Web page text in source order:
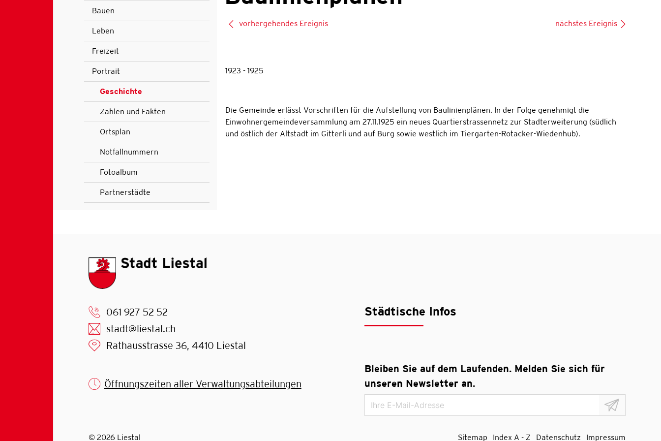
Bauen
Leben
Freizeit
Portrait
Geschichte
(ausgewählt)
Zahlen und Fakten
Ortsplan
Notfallnummern
Fotoalbum
Partnerstädte
vorhergehendes Ereignis nächstes Ereignis
1923 - 1925
Die Gemeinde erlässt Vorschriften für die Aufstellung von Baulinienplänen. In der Folge genehmigt die
Einwohnergemeindeversammlung am 27.11.1925 ein neues Quartierstrassennetz zur Stadterweiterung (südlich
und östlich der Altstadt im Gitterli und auf Burg sowie westlich im Tiergarten-Rotacker-Wiedenhub).
061 927 52 52
stadt@liestal.ch
Rathausstrasse 36, 4410 Liestal
Öffnungszeiten aller Verwaltungsabteilungen
Städtische Infos
Bleiben Sie auf dem Laufenden. Melden Sie sich für
unseren Newsletter an.
© 2026 Liestal Sitemap Index A - Z Datenschutz Impressum